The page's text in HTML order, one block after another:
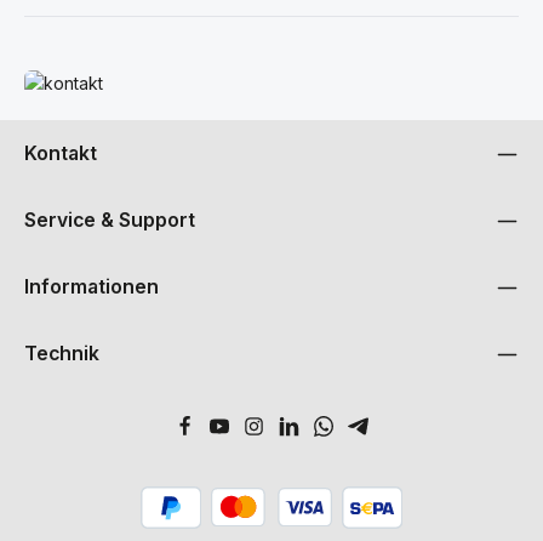
Mehr erfahren
Kontakt
Service & Support
Informationen
Technik